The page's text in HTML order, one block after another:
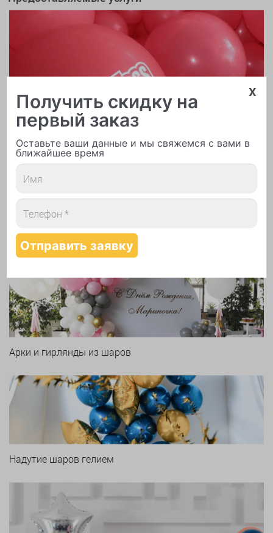
Печать логотипа
Арки и гирлянды из шаров
Надутие шаров гелием
x
Получить скидку на
первый заказ
Оставьте ваши данные и мы свяжемся с вами в
ближайшее время